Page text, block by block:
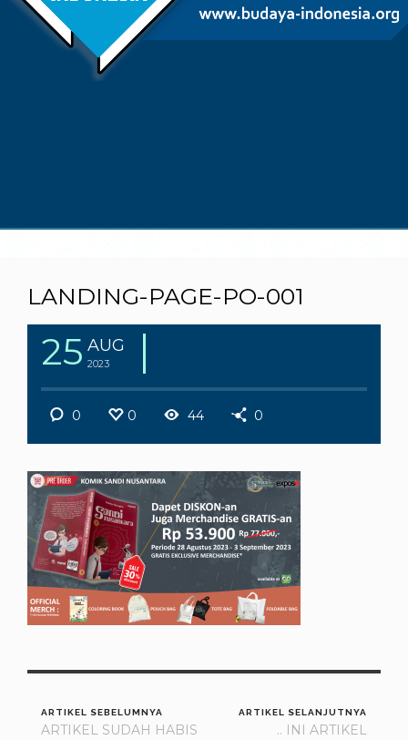
LANDING-PAGE-PO-001
25 AUG
2023
0 0 44 0
ARTIKEL SEBELUMNYA
ARTIKEL SUDAH HABIS
ARTIKEL SELANJUTNYA
.. INI ARTIKEL